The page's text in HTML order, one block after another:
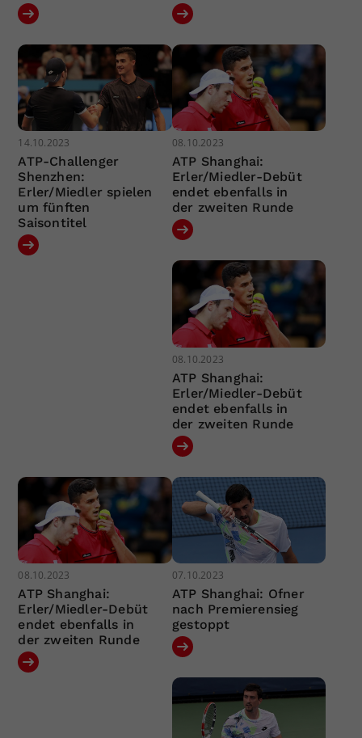
14.10.2023
ATP-Challenger
Shenzhen:
Erler/Miedler spielen
um fünften
Saisontitel
08.10.2023
ATP Shanghai:
Erler/Miedler-Debüt
endet ebenfalls in
der zweiten Runde
08.10.2023
ATP Shanghai:
Erler/Miedler-Debüt
endet ebenfalls in
der zweiten Runde
08.10.2023
ATP Shanghai:
Erler/Miedler-Debüt
endet ebenfalls in
der zweiten Runde
07.10.2023
ATP Shanghai: Ofner
nach Premierensieg
gestoppt